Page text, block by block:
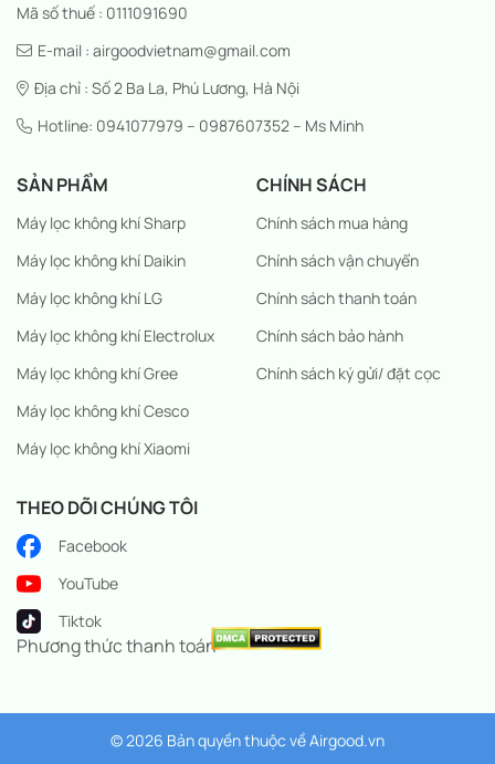
Mã số thuế : 0111091690
E-mail : airgoodvietnam@gmail.com
Địa chỉ : Số 2 Ba La, Phú Lương, Hà Nội
Hotline: 0941077979 – 0987607352 – Ms Minh
SẢN PHẨM
Máy lọc không khí Sharp
Máy lọc không khí Daikin
Máy lọc không khí LG
Máy lọc không khí Electrolux
Máy lọc không khí Gree
Máy lọc không khí Cesco
Máy lọc không khí Xiaomi
CHÍNH SÁCH
Chính sách mua hàng
Chính sách vận chuyển
Chính sách thanh toán
Chính sách bảo hành
Chính sách ký gửi/ đặt cọc
THEO DÕI CHÚNG TÔI
Facebook
YouTube
Tiktok
Phương thức thanh toán
© 2026 Bản quyền thuộc vềAirgood.vn